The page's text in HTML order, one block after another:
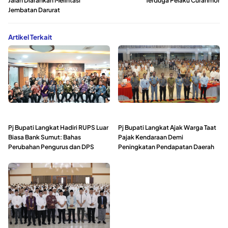
Jembatan Darurat
Artikel Terkait
Pj Bupati Langkat Hadiri RUPS Luar
Biasa Bank Sumut: Bahas
Perubahan Pengurus dan DPS
Pj Bupati Langkat Ajak Warga Taat
Pajak Kendaraan Demi
Peningkatan Pendapatan Daerah